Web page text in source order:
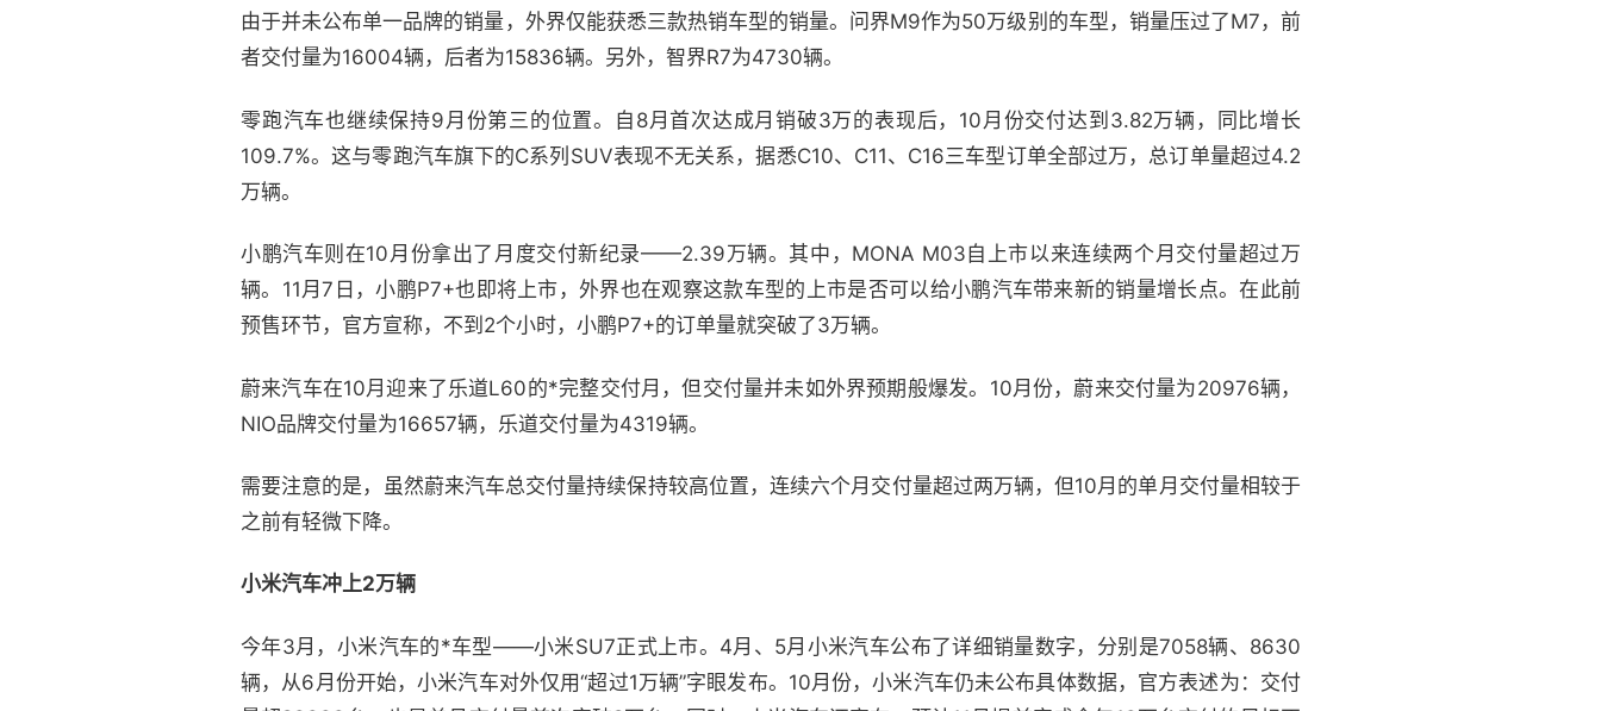
由于并未公布单一品牌的销量，外界仅能获悉三款热销车型的销量。问界M9作为50万级别的车型，销量压过了M7，前
者交付量为16004辆，后者为15836辆。另外，智界R7为4730辆。
零跑汽车也继续保持9月份第三的位置。自8月首次达成月销破3万的表现后，10月份交付达到3.82万辆，同比增长
109.7%。这与零跑汽车旗下的C系列SUV表现不无关系，据悉C10、C11、C16三车型订单全部过万，总订单量超过4.2
万辆。
小鹏汽车则在10月份拿出了月度交付新纪录——2.39万辆。其中，MONA M03自上市以来连续两个月交付量超过万
辆。11月7日，小鹏P7+也即将上市，外界也在观察这款车型的上市是否可以给小鹏汽车带来新的销量增长点。在此前
预售环节，官方宣称，不到2个小时，小鹏P7+的订单量就突破了3万辆。
蔚来汽车在10月迎来了乐道L60的*完整交付月，但交付量并未如外界预期般爆发。10月份，蔚来交付量为20976辆，
NIO品牌交付量为16657辆，乐道交付量为4319辆。
需要注意的是，虽然蔚来汽车总交付量持续保持较高位置，连续六个月交付量超过两万辆，但10月的单月交付量相较于
之前有轻微下降。
小米汽车冲上2万辆
今年3月，小米汽车的*车型——小米SU7正式上市。4月、5月小米汽车公布了详细销量数字，分别是7058辆、8630
辆，从6月份开始，小米汽车对外仅用“超过1万辆”字眼发布。10月份，小米汽车仍未公布具体数据，官方表述为：交付